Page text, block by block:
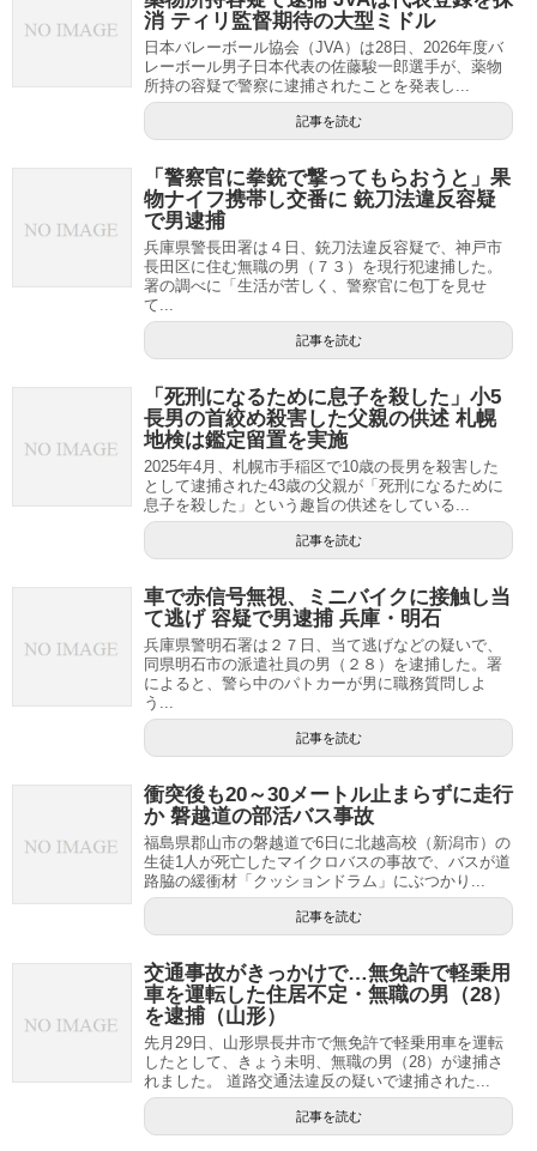
消 ティリ監督期待の大型ミドル
日本バレーボール協会（JVA）は28日、2026年度バ
レーボール男子日本代表の佐藤駿一郎選手が、薬物
所持の容疑で警察に逮捕されたことを発表し...
記事を読む
「警察官に拳銃で撃ってもらおうと」果
物ナイフ携帯し交番に 銃刀法違反容疑
で男逮捕
兵庫県警長田署は４日、銃刀法違反容疑で、神戸市
長田区に住む無職の男（７３）を現行犯逮捕した。
署の調べに「生活が苦しく、警察官に包丁を見せ
て...
記事を読む
「死刑になるために息子を殺した」小5
長男の首絞め殺害した父親の供述 札幌
地検は鑑定留置を実施
2025年4月、札幌市手稲区で10歳の長男を殺害した
として逮捕された43歳の父親が「死刑になるために
息子を殺した」という趣旨の供述をしている...
記事を読む
車で赤信号無視、ミニバイクに接触し当
て逃げ 容疑で男逮捕 兵庫・明石
兵庫県警明石署は２７日、当て逃げなどの疑いで、
同県明石市の派遣社員の男（２８）を逮捕した。署
によると、警ら中のパトカーが男に職務質問しよ
う...
記事を読む
衝突後も20～30メートル止まらずに走行
か 磐越道の部活バス事故
福島県郡山市の磐越道で6日に北越高校（新潟市）の
生徒1人が死亡したマイクロバスの事故で、バスが道
路脇の緩衝材「クッションドラム」にぶつかり...
記事を読む
交通事故がきっかけで…無免許で軽乗用
車を運転した住居不定・無職の男（28）
を逮捕（山形）
先月29日、山形県長井市で無免許で軽乗用車を運転
したとして、きょう未明、無職の男（28）が逮捕さ
れました。 道路交通法違反の疑いで逮捕された...
記事を読む